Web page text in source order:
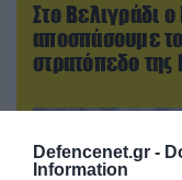
Defencenet.gr -
Information
Στο Βελιγράδι
αποσπάσουμε
στρατόπεδο της